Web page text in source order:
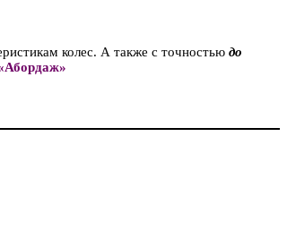
колес. А также с точностью до